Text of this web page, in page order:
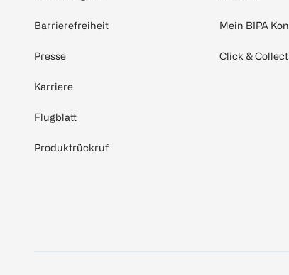
Barrierefreiheit
Presse
Karriere
Flugblatt
Produktrückruf
Mein BIPA
Click & Collect